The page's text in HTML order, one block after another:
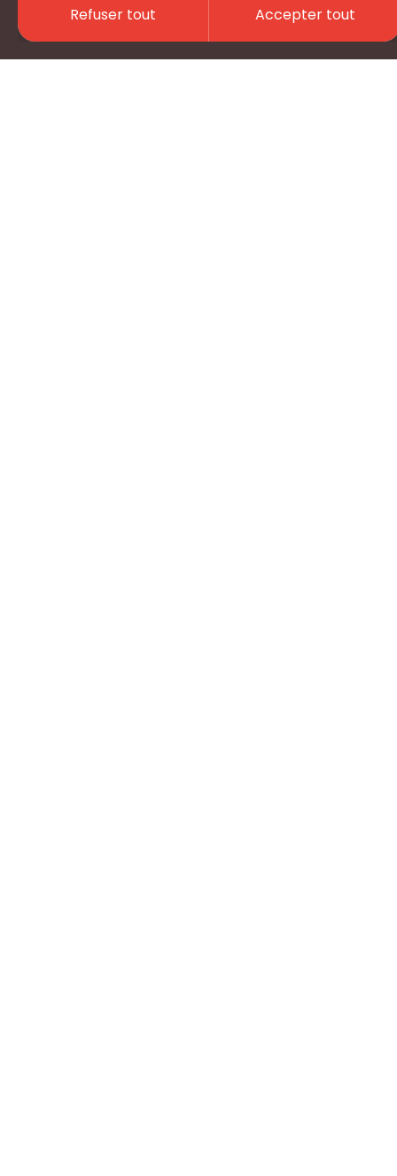
Refuser tout Accepter tout